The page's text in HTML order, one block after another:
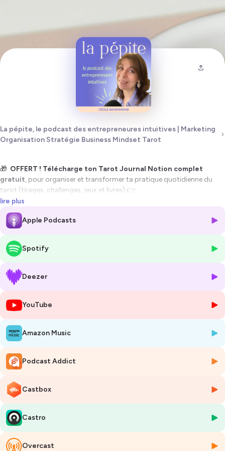
La pépite, le podcast des entrepreneures intuitives | Marketing
Organisation Stratégie Business Mindset Tarot
🎁 OFFERT ! Télécharge ton Tarot Journal Notion complet
gratuit, pour organiser et transformer ta pratique quotidienne du
tarot (tirages, challenges, jeux et livres) 👉
https://lesintuitives.fr/tarot-journal-notion-gratuit/
*****
intuitives à créer, se lancer et s'épanouir avec stratégie et intuition,
avec le tarot et les saisons.
🎓 MES FORMATIONS :
ÉCLOSION
https://faltazi.podia.com/eclosion
TAROT VIE PRO
, 10 jours de challenge pour faire l'état des lieux de
ta vie professionnelle et créer ton plan d'action :
https://faltazi.podia.com/challenge-tarot-vie-pro
As-tu déjà essayé d'interpréter tes rêves à l'aide du tarot ? Comment
peut-on s'y prendre ? C'est ce dont nous allons parler dans cette 2e
partie d'entrevue avec Chris Vallion, médium, qui nous partage
quelques clés précieuses pour plonger dans l'interprétation de nos
réveil !
Bonne écoute ☀️
lire plus
Apple Podcasts
Spotify
Deezer
YouTube
Amazon Music
Podcast Addict
Castbox
Castro
Overcast